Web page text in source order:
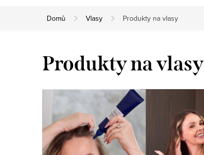
Domů Vlasy Produkty na vlasy
Produkty na vlasy